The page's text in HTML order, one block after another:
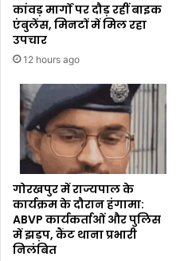
कांवड़ मार्गों पर दौड़ रहीं बाइक
एंबुलेंस, मिनटों में मिल रहा
उपचार
12 hours ago
गोरखपुर में राज्यपाल के
कार्यक्रम के दौरान हंगामा:
ABVP कार्यकर्ताओं और पुलिस
में झड़प, कैंट थाना प्रभारी
निलंबित